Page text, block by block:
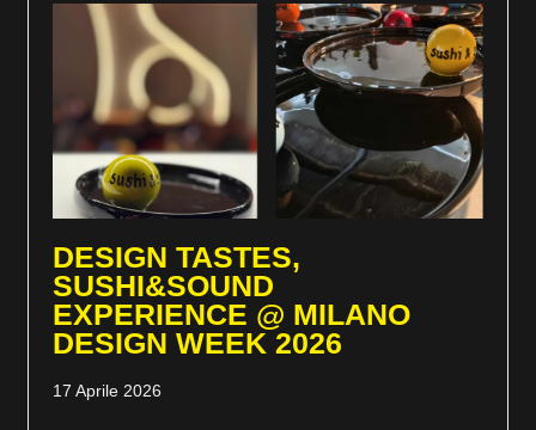
DESIGN TASTES,
SUSHI&SOUND
EXPERIENCE @ MILANO
DESIGN WEEK 2026
17 Aprile 2026